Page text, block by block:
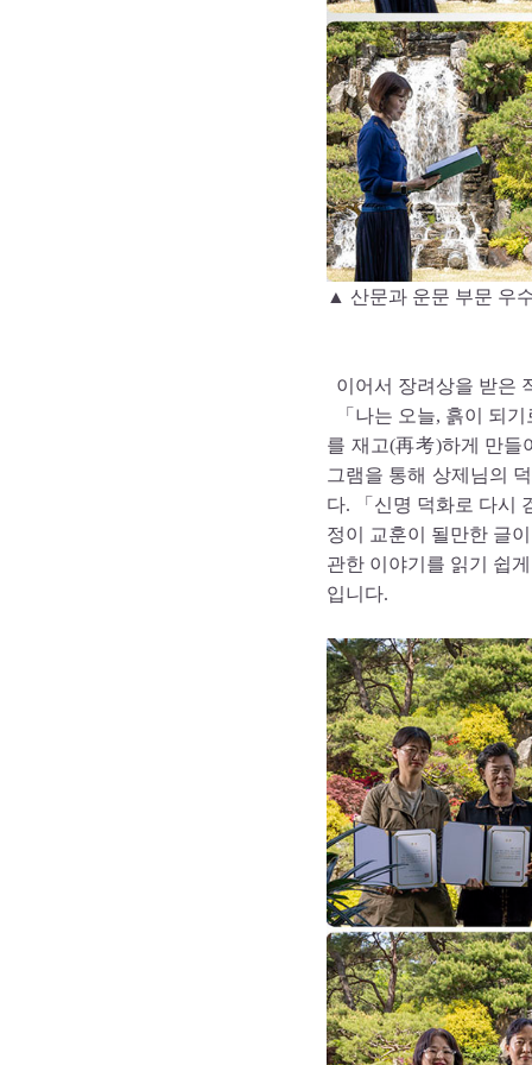
▲ 산문과 운문 부문 우
이어서 장려상을 받은
「나는 오늘, 흙이 되
를 재고(再考)하게 만들
그램을 통해 상제님의
다. 「신명 덕화로 다시
정이 교훈이 될만한 글
관한 이야기를 읽기 쉽
입니다.